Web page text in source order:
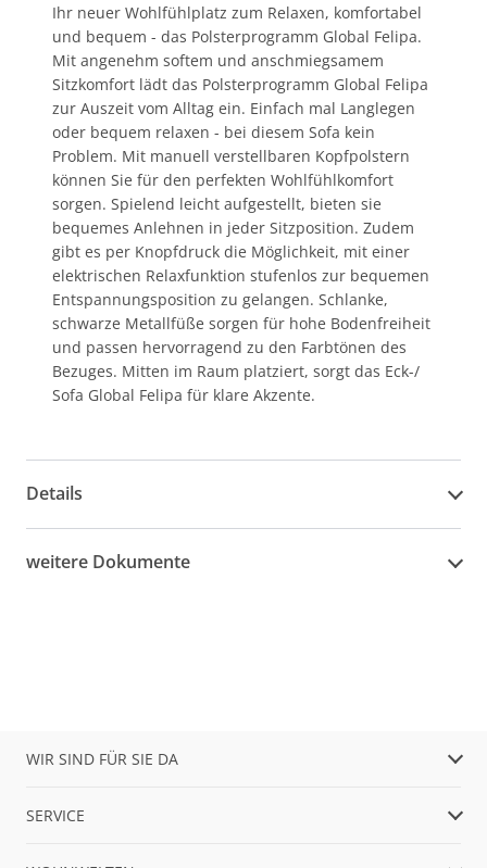
Ihr neuer Wohlfühlplatz zum Relaxen, komfortabel
und bequem - das Polsterprogramm Global Felipa.
Mit angenehm softem und anschmiegsamem
Sitzkomfort lädt das Polsterprogramm Global Felipa
zur Auszeit vom Alltag ein. Einfach mal Langlegen
oder bequem relaxen - bei diesem Sofa kein
Problem. Mit manuell verstellbaren Kopfpolstern
können Sie für den perfekten Wohlfühlkomfort
sorgen. Spielend leicht aufgestellt, bieten sie
bequemes Anlehnen in jeder Sitzposition. Zudem
gibt es per Knopfdruck die Möglichkeit, mit einer
elektrischen Relaxfunktion stufenlos zur bequemen
Entspannungsposition zu gelangen. Schlanke,
schwarze Metallfüße sorgen für hohe Bodenfreiheit
und passen hervorragend zu den Farbtönen des
Bezuges. Mitten im Raum platziert, sorgt das Eck-/
Sofa Global Felipa für klare Akzente.
Details
weitere Dokumente
WIR SIND FÜR SIE DA
SERVICE